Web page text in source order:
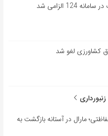
الزامی شد
کشاورزی لغو شد
مارال در آستانه بازگشت به